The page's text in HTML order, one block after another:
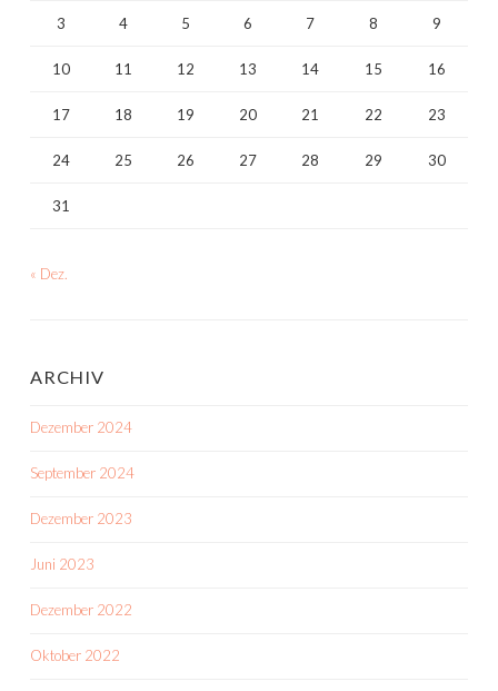
3 4 5 6 7 8 9
10 11 12 13 14 15 16
17 18 19 20 21 22 23
24 25 26 27 28 29 30
31
« Dez.
ARCHIV
Dezember 2024
September 2024
Dezember 2023
Juni 2023
Dezember 2022
Oktober 2022